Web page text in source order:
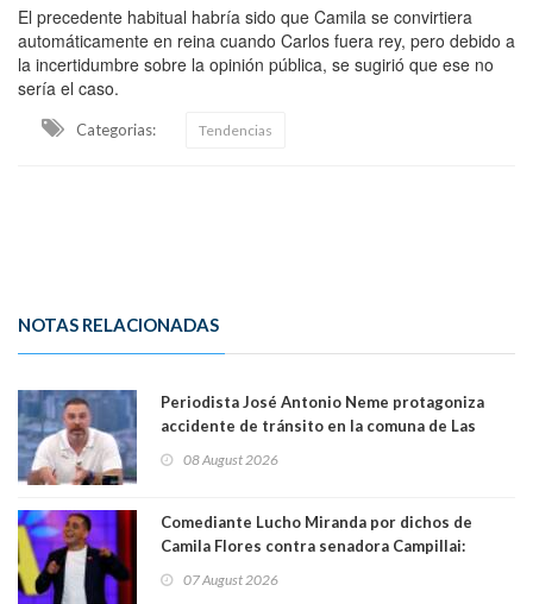
El precedente habitual habría sido que Camila se convirtiera
automáticamente en reina cuando Carlos fuera rey, pero debido a
la incertidumbre sobre la opinión pública, se sugirió que ese no
sería el caso.
Categorias: Tendencias
NOTAS RELACIONADAS
Periodista José Antonio Neme protagoniza
accidente de tránsito en la comuna de Las
08 August 2026
Comediante Lucho Miranda por dichos de
Camila Flores contra senadora Campillai:
forma de quitar dignidad"
07 August 2026